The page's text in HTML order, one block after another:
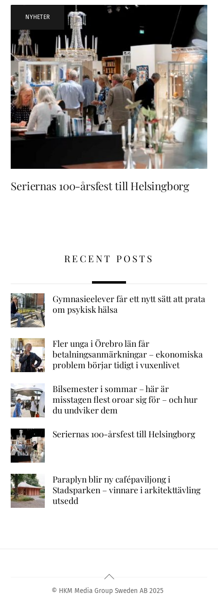
NYHETER
Seriernas 100-årsfest till Helsingborg
RECENT POSTS
Gymnasieelever får ett nytt sätt att prata
om psykisk hälsa
Fler unga i Örebro län får
betalningsanmärkningar – ekonomiska
problem börjar tidigt i vuxenlivet
Bilsemester i sommar – här är
misstagen flest oroar sig för – och hur
du undviker dem
Seriernas 100-årsfest till Helsingborg
Paraplyn blir ny cafépaviljong i
Stadsparken – vinnare i arkitekttävling
utsedd
Back
© HKM Media Group Sweden AB 2025